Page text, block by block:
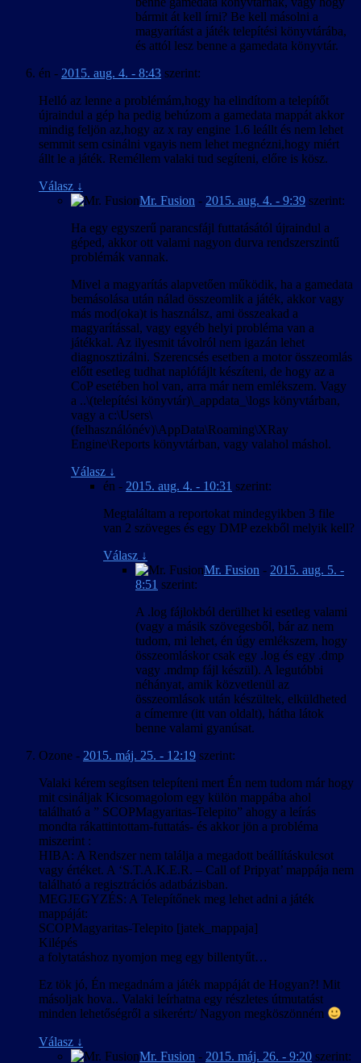
bármit át kell írni? Be kell másolni a
magyarítást a játék telepítési könyvtárába,
és attól lesz benne a gamedata könyvtár.
én - 2015. aug. 4. - 8:43 szerint:
Helló az lenne a problémám,hogy ha elindítom a telepítőt
újraindul a gép ha pedig behúzom a gamedata mappát akkor
mindig feljön az,hogy az x ray engine 1.6 leállt és nem lehet
semmit sem csinálni vgayis nem lehet megnézni,hogy miért
állt le a játék. Reméllem valaki tud segíteni, előre is kösz.
Válasz ↓
Mr. Fusion - 2015. aug. 4. - 9:39 szerint:
Ha egy egyszerű parancsfájl futtatásától újraindul a
géped, akkor ott valami nagyon durva rendszerszintű
problémák vannak.
Mivel a magyarítás alapvetően működik, ha a gamedata
bemásolása után nálad összeomlik a játék, akkor vagy
más mod(oka)t is használsz, ami összeakad a
magyarítással, vagy egyéb helyi probléma van a
játékkal. Az ilyesmit távolról nem igazán lehet
diagnosztizálni. Szerencsés esetben a motor összeomlás
előtt esetleg tudhat naplófájlt készíteni, de hogy az a
CoP esetében hol van, arra már nem emlékszem. Vagy
a ..\(telepítési könyvtár)\_appdata_\logs könyvtárban,
vagy a c:\Users\
(felhasználónév)\AppData\Roaming\XRay
Engine\Reports könyvtárban, vagy valahol máshol.
Válasz ↓
én - 2015. aug. 4. - 10:31 szerint:
Megtaláltam a reportokat mindegyikben 3 file
van 2 szöveges és egy DMP ezekből melyik kell?
Válasz ↓
Mr. Fusion - 2015. aug. 5. -
8:51 szerint:
A .log fájlokból derülhet ki esetleg valami
(vagy a másik szövegesből, bár az nem
tudom, mi lehet, én úgy emlékszem, hogy
összeomláskor csak egy .log és egy .dmp
vagy .mdmp fájl készül). A legutóbbi
néhányat, amik közvetlenül az
összeomlások után készültek, elküldheted
a címemre (itt van oldalt), hátha látok
benne valami gyanúsat.
Ozone - 2015. máj. 25. - 12:19 szerint:
Valaki kérem segítsen telepíteni mert Én nem tudom már hogy
mit csináljak Kicsomagolom egy külön mappába ahol
található a ” SCOPMagyaritas-Telepito” ahogy a leírás
mondta rákattintottam-futtatás- és akkor jön a probléma
miszerint :
HIBA: A Rendszer nem találja a megadott beállításkulcsot
vagy értéket. A ‘S.T.A.K.E.R. – Call of Pripyat’ mappája nem
található a regisztrációs adatbázisban.
MEGJEGYZÉS: A Telepítőnek meg lehet adni a játék
mappáját:
SCOPMagyaritas-Telepito [jatek_mappaja]
Kilépés
a folytatáshoz nyomjon meg egy billentyűt…
Ez tök jó, Én megadnám a játék mappáját de Hogyan?! Mit
másoljak hova.. Valaki leírhatna egy részletes útmutatást
minden lehetőségről a sikerért:/ Nagyon megköszönném
Válasz ↓
Mr. Fusion - 2015. máj. 26. - 9:20 szerint: